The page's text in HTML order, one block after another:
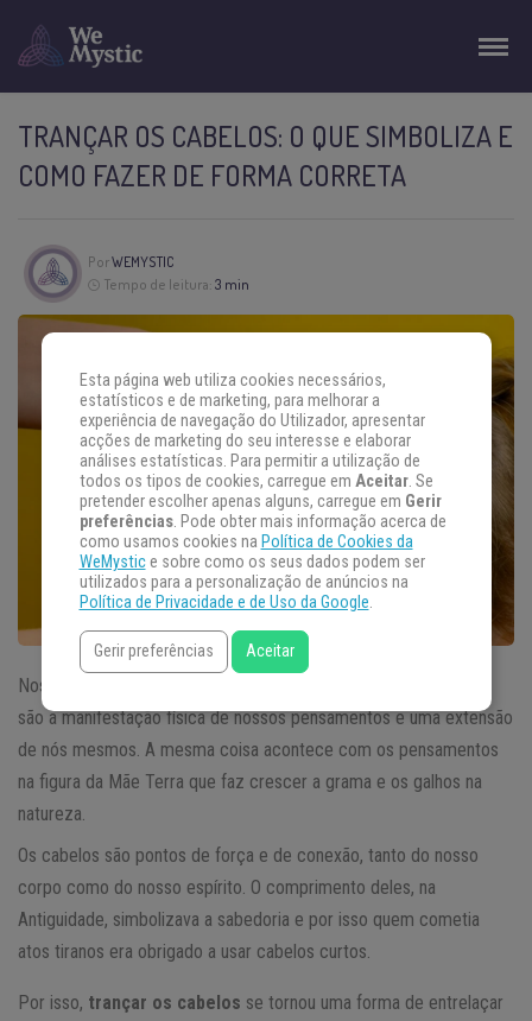
TRANÇAR OS CABELOS: O QUE SIMBOLIZA E
COMO FAZER DE FORMA CORRETA
PorWEMYSTIC
Tempo de leitura: 3 min
Nossos cabelos não estão na cabeça por engano ou acaso, eles
são a manifestação física de nossos pensamentos e uma extensão
de nós mesmos. A mesma coisa acontece com os pensamentos
na figura da Mãe Terra que faz crescer a grama e os galhos na
natureza.
Os cabelos são pontos de força e de conexão, tanto do nosso
corpo como do nosso espírito. O comprimento deles, na
Antiguidade, simbolizava a sabedoria e por isso quem cometia
atos tiranos era obrigado a usar cabelos curtos.
Por isso, trançar os cabelos se tornou uma forma de entrelaçar
Esta página web utiliza cookies necessários,
estatísticos e de marketing, para melhorar a
experiência de navegação do Utilizador, apresentar
acções de marketing do seu interesse e elaborar
análises estatísticas. Para permitir a utilização de
todos os tipos de cookies, carregue em Aceitar. Se
pretender escolher apenas alguns, carregue em Gerir
preferências. Pode obter mais informação acerca de
como usamos cookies na Política de Cookies da
WeMystice sobre como os seus dados podem ser
utilizados para a personalização de anúncios na
Política de Privacidade e de Uso da Google.
Gerir preferências Aceitar